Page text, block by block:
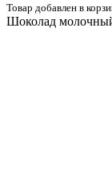
Товар добавлен в
Шоколад